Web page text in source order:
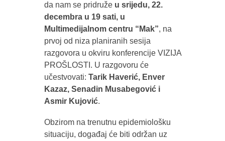
da nam se pridruže u srijedu, 22.
decembra u 19 sati, u
Multimedijalnom centru “Mak”, na
prvoj od niza planiranih sesija
razgovora u okviru konferencije VIZIJA
PROŠLOSTI. U razgovoru će
učestvovati: Tarik Haverić, Enver
Kazaz, Senadin Musabegović i
Asmir Kujović.
Obzirom na trenutnu epidemiološku
situaciju, događaj će biti održan uz